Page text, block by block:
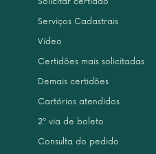
Serviços Cadastrais
Vídeo
Certidões mais solicitadas
Demais certidões
Cartórios atendidos
2ª via de boleto
Consulta do pedido